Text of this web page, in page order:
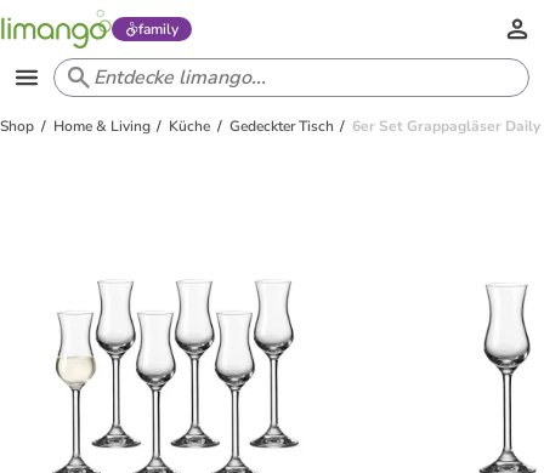
family
Shop Home & Living Küche Gedeckter Tisch 6er Set Grappagläser